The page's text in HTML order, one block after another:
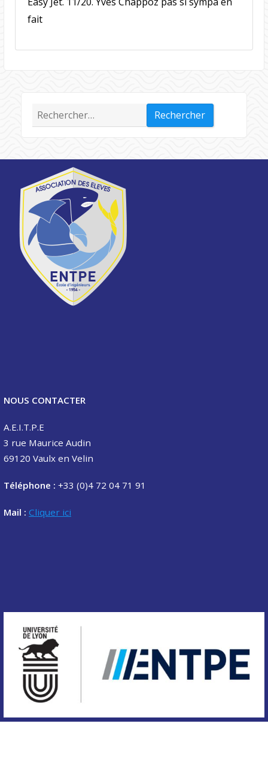
fait
Rechercher :
NOUS CONTACTER
A.E.I.T.P.E
3 rue Maurice Audin
69120 Vaulx en Velin
Téléphone : +33 (0)4 72 04 71 91
Mail : Cliquer ici